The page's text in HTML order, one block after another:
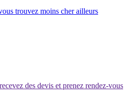
trouvez moins cher ailleurs
des devis et prenez rendez-vous